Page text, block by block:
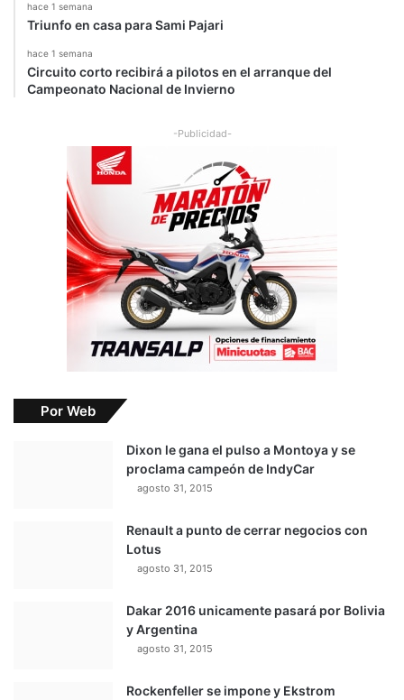
hace 1 semana
Triunfo en casa para Sami Pajari
hace 1 semana
Circuito corto recibirá a pilotos en el arranque del
Campeonato Nacional de Invierno
-Publicidad-
Por Web
Dixon le gana el pulso a Montoya y se
proclama campeón de IndyCar
agosto 31, 2015
Renault a punto de cerrar negocios con
Lotus
agosto 31, 2015
Dakar 2016 unicamente pasará por Bolivia
y Argentina
agosto 31, 2015
Rockenfeller se impone y Ekstrom